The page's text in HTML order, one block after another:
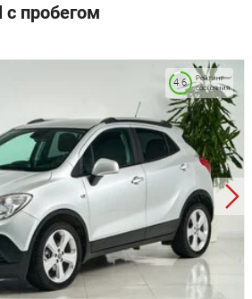
пробегом
Рейтинг
состояния
4.6